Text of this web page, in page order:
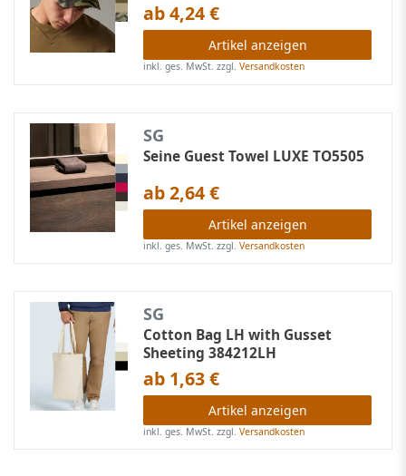
ab 4,24 €
Artikel anzeigen
inkl. ges. MwSt. zzgl.Versandkosten
SG
Seine Guest Towel LUXE TO5505
ab 2,64 €
Artikel anzeigen
inkl. ges. MwSt. zzgl.Versandkosten
SG
Cotton Bag LH with Gusset
Sheeting 384212LH
ab 1,63 €
Artikel anzeigen
inkl. ges. MwSt. zzgl.Versandkosten